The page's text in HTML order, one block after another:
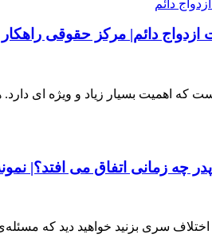
دائم| مرکز حقوقی راهکار
است که اهمیت بسیار زیاد و ویژه ای
چه زمانی اتفاق می افتد؟|
اختلاف سری بزنید خواهید دید که